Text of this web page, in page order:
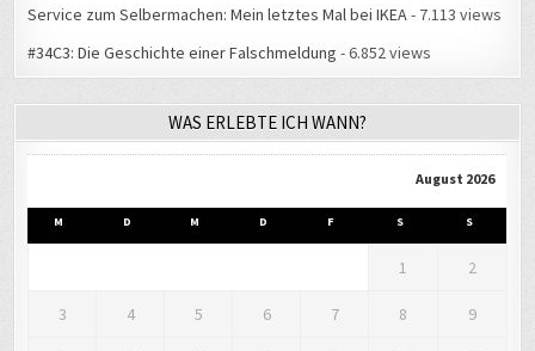
Service zum Selbermachen: Mein letztes Mal bei IKEA- 7.113 views
#34C3: Die Geschichte einer Falschmeldung - 6.852 views
WAS ERLEBTE ICH WANN?
August 2026
M D M D F S S
1 2
3 4 5 6 7 8 9